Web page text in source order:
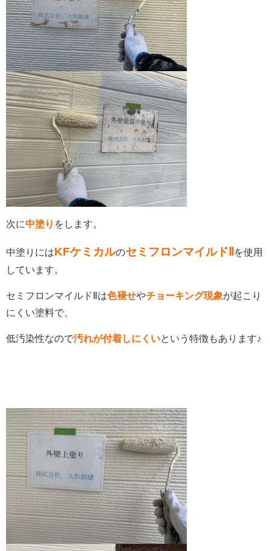
次に中塗り をします。
中塗りにはKFケミカルのセミフロンマイルドⅡを使用
しています。
セミフロンマイルドⅡは色褪せやチョーキング現象が起こり
にくい塗料で、
低汚染性なので汚れが付着しにくいという特徴もあります♪